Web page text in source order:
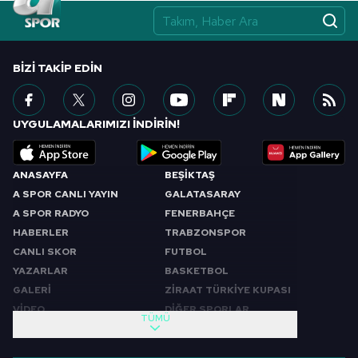
ANASAYFA
A SPOR CANLI YAYIN
A SPOR RADYO
HABERLER
CANLI SKOR
YAZARLAR
GALERİ
VİDEO
BEŞİKTAŞ
GALATASARAY
FENERBAHÇE
TRABZONSPOR
FUTBOL
BASKETBOL
ZİRAAT TÜRKİYE KUPASI
DİĞER SPORLAR
TÜMÜ
BIZI TAKIP EDIN
UYGULAMALARIMIZI İNDİRİN!